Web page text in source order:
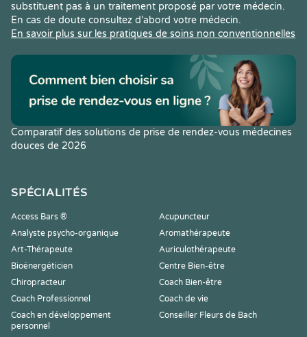
substituent pas à un traitement proposé par votre médecin.
En cas de doute consultez d’abord votre médecin.
En savoir plus sur les pratiques de soins non conventionnelles
Comparatif des solutions de prise de rendez-vous médecines
douces de 2026
SPÉCIALITÉS
Access Bars ®
Acupuncteur
Analyste psycho-organique
Aromathérapeute
Art-Thérapeute
Auriculothérapeute
Bioénergéticien
Centre Bien-être
Chiropracteur
Coach Bien-être
Coach Professionnel
Coach de vie
Coach en développement
personnel
Conseiller Fleurs de Bach